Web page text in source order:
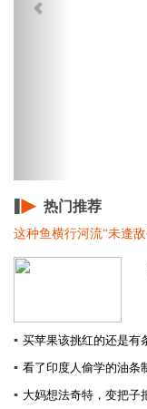
热门推荐
这种鱼横行河流“未逢
▪ 买苹果该挑红的还是有
▪ 看了印度人偷学的油条
▪ 大妈想法奇特，变把子